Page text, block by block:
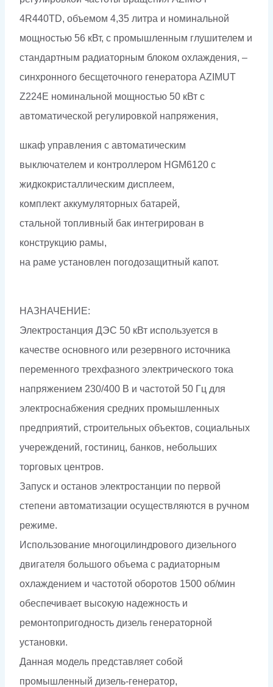
4R440TD, объемом 4,35 литра и номинальной
мощностью 56 кВт, с промышленным глушителем и
стандартным радиаторным блоком охлаждения, –
синхронного бесщеточного генератора AZIMUT
Z224E номинальной мощностью 50 кВт c
автоматической регулировкой напряжения,
шкаф управления с автоматическим
выключателем и контроллером HGM6120 с
жидкокристаллическим дисплеем,
комплект аккумуляторных батарей,
стальной топливный бак интегрирован в
конструкцию рамы,
на раме установлен погодозащитный капот.
НАЗНАЧЕНИЕ:
Электростанция ДЭС 50 кВт используется в
качестве основного или резервного источника
переменного трехфазного электрического тока
напряжением 230/400 В и частотой 50 Гц для
электроснабжения средних промышленных
предприятий, строительных объектов, социальных
учереждений, гостиниц, банков, небольших
торговых центров.
Запуск и останов электростанции по первой
степени автоматизации осуществляются в ручном
режиме.
Использование многоцилиндрового дизельного
двигателя большого объема с радиаторным
охлаждением и частотой оборотов 1500 об/мин
обеспечивает высокую надежность и
ремонтопригодность дизель генераторной
установки.
Данная модель представляет собой
промышленный дизель-генератор,